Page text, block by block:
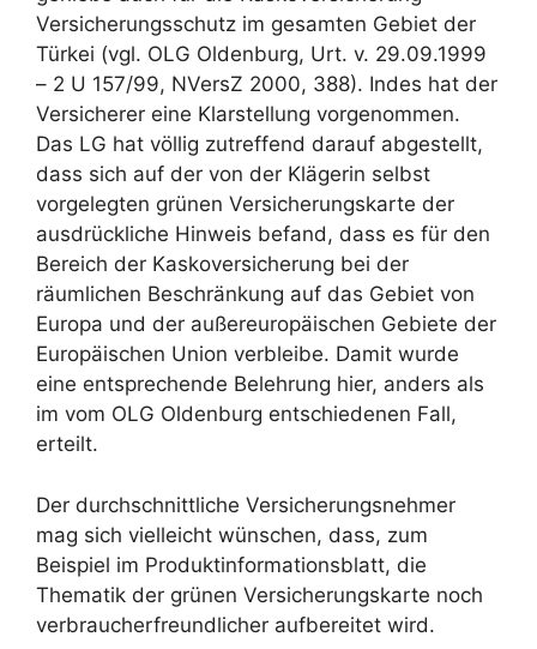
Versicherungsschutz im gesamten Gebiet der
Türkei (vgl. OLG Oldenburg, Urt. v. 29.09.1999
– 2 U 157/99, NVersZ 2000, 388). Indes hat der
Versicherer eine Klarstellung vorgenommen.
Das LG hat völlig zutreffend darauf abgestellt,
dass sich auf der von der Klägerin selbst
vorgelegten grünen Versicherungskarte der
ausdrückliche Hinweis befand, dass es für den
Bereich der Kaskoversicherung bei der
räumlichen Beschränkung auf das Gebiet von
Europa und der außereuropäischen Gebiete der
Europäischen Union verbleibe. Damit wurde
eine entsprechende Belehrung hier, anders als
im vom OLG Oldenburg entschiedenen Fall,
erteilt.
Der durchschnittliche Versicherungsnehmer
mag sich vielleicht wünschen, dass, zum
Beispiel im Produktinformationsblatt, die
Thematik der grünen Versicherungskarte noch
verbraucherfreundlicher aufbereitet wird.